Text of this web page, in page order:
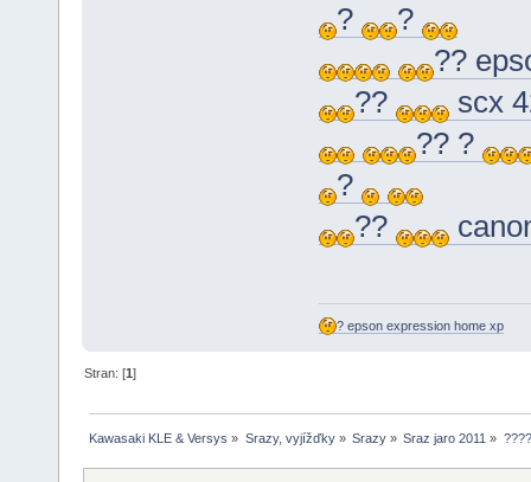
?
?
??
??
scx
?? ?
?
??
? epson expression home xp
Stran: [1]
Kawasaki KLE & Versys » Srazy, vyjížďky» Srazy» Sraz jaro 2011 »